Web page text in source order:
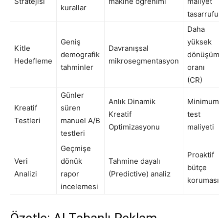
kurallar
tasarrufu
Kitle
Hedefleme
Geniş
demografik
tahminler
Davranışsal
mikrosegmentasyon
Daha
yüksek
dönüşüm
oranı
(CR)
Kreatif
Testleri
Günler
süren
manuel A/B
testleri
Anlık Dinamik
Kreatif
Optimizasyonu
Minimum
test
maliyeti
Veri
Analizi
Geçmişe
dönük
rapor
incelemesi
Tahmine dayalı
(Predictive) analiz
Proaktif
bütçe
koruması